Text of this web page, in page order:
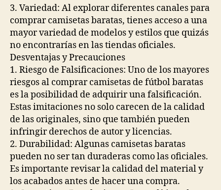
3. Variedad: Al explorar diferentes canales para
comprar camisetas baratas, tienes acceso a una
mayor variedad de modelos y estilos que quizás
no encontrarías en las tiendas oficiales.
Desventajas y Precauciones
1. Riesgo de Falsificaciones: Uno de los mayores
riesgos al comprar camisetas de fútbol baratas
es la posibilidad de adquirir una falsificación.
Estas imitaciones no solo carecen de la calidad
de las originales, sino que también pueden
infringir derechos de autor y licencias.
2. Durabilidad: Algunas camisetas baratas
pueden no ser tan duraderas como las oficiales.
Es importante revisar la calidad del material y
los acabados antes de hacer una compra.